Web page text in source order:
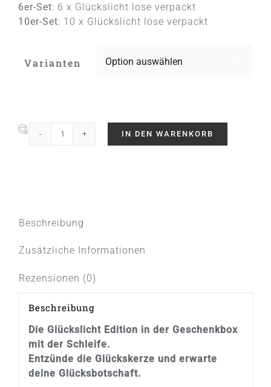
6er-Set: 6 x Glückslicht lose verpackt
10er-Set: 10 x Glückslicht lose verpackt
Varianten
Glückslicht
my
Menge
IN DEN WARENKORB
Beschreibung
Zusätzliche Informationen
Rezensionen (0)
Beschreibung
Die Glückslicht Edition in der Geschenkbox
mit der Schleife.
Entzünde die Glückskerze und erwarte
deine Glücksbotschaft.